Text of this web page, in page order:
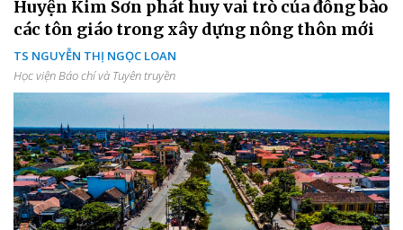
Huyện Kim Sơn phát huy vai trò của đồng bào
các tôn giáo trong xây dựng nông thôn mới
TS NGUYỄN THỊ NGỌC LOAN
Học viện Báo chí và Tuyên truyền